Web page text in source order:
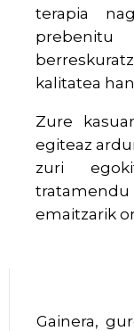
terapia
prebenitu
kalitatea
Zure
egiteaz
zuri
tratamendu
emaitzarik
Gainera,